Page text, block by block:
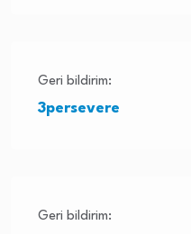
Geri bildirim:
3persevere
Geri bildirim: